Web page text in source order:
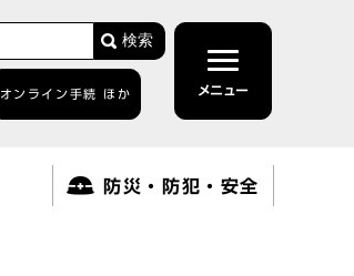
検索
オンライン手続 ほか メニュー
防災・防犯・安全